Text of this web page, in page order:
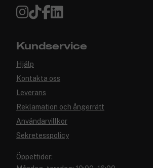
Kundservice
Hjälp
Kontakta oss
Leverans
Reklamation och ångerrätt
Användarvillkor
Sekretesspolicy
Öppettider: